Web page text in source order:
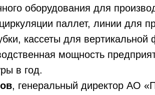
оборудования для
паллет, линии для
кассеты для
мощность
в год.
, генеральный директор АО